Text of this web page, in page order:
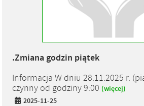
.Zmiana godzin piątek
Informacja W dniu 28.11.2025 r.
czynny od godziny 9:00 (więcej)
2025-11-25